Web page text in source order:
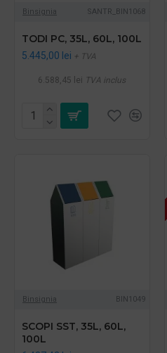
Binsignia SANTR_BIN1068
TODI PC, 35L, 60L, 100L
5.445,00 lei + TVA
6.588,45 lei TVA inclus
Binsignia BIN1049
SCOPI SST, 35L, 60L,
100L